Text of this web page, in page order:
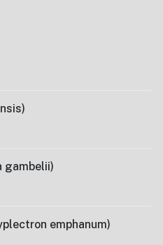
gambelii)
emphanum)